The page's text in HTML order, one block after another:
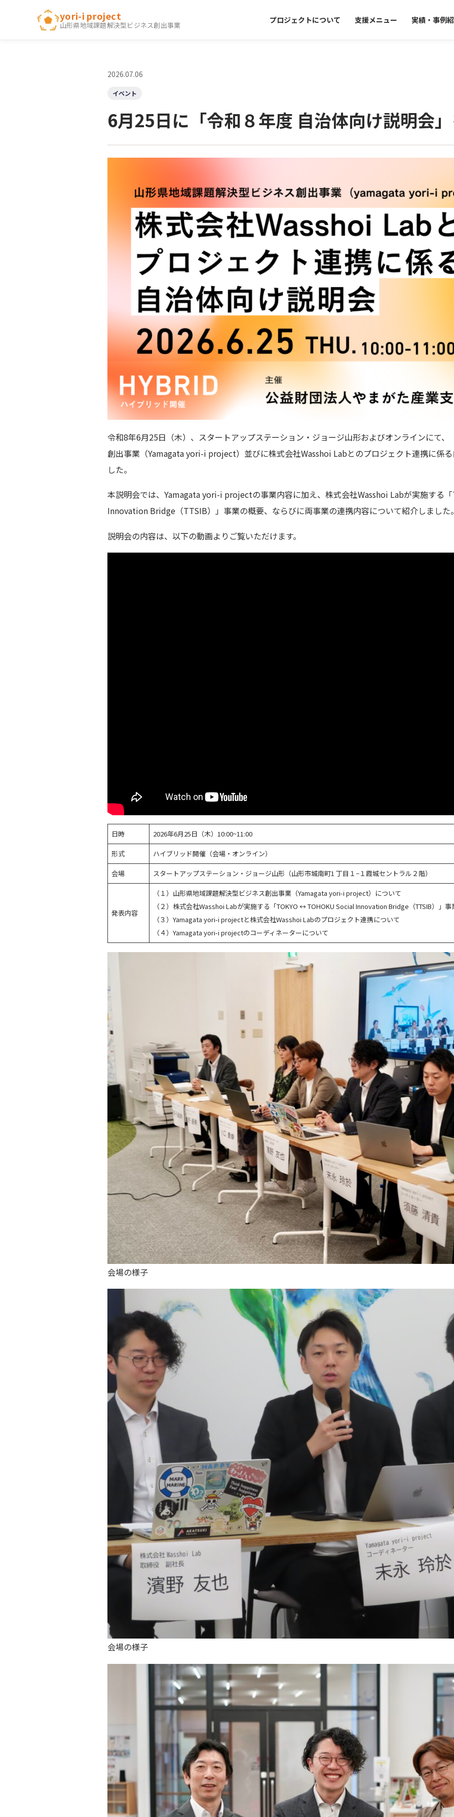
yori-i project
山形県地域課題解決型ビジネス創出事業
プロジェクトについて 支援メニュー 実績・事例
2026.07.06
イベント
6月25日に「令和８年度 自治体向け説明会
令和8年6月25日（木）、スタートアップステーション・ジョージ山形およびオンラインにて、
創出事業（Yamagata yori-i project）並びに株式会社Wasshoi Labとのプロジェクト連携に係
した。
本説明会では、Yamagata yori-i projectの事業内容に加え、株式会社Wasshoi Labが実施する
Innovation Bridge（TTSIB）」事業の概要、ならびに両事業の連携内容について紹介しました。
説明会の内容は、以下の動画よりご覧いただけます。
日時 2026年6月25日（木）10:00~11:00
形式 ハイブリッド開催（会場・オンライン）
会場 スタートアップステーション・ジョージ山形（山形市城南町1 丁目１−１霞城セントラル２階）
発表内容
（１）山形県地域課題解決型ビジネス創出事業（Yamagata yori-i project）について
（２）株式会社Wasshoi Labが実施する「TOKYO ↔ TOHOKU Social Innovation Bridge（TTSIB）」事
（３）Yamagata yori-i projectと株式会社Wasshoi Labのプロジェクト連携について
（４）Yamagata yori-i projectのコーディネーターについて
会場の様子
会場の様子